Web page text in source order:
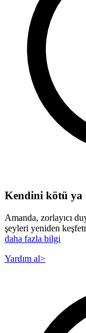
Kendini kötü ya
Amanda, zorlayıcı
şeyleri yeniden
daha fazla bilgi
Yardım al>